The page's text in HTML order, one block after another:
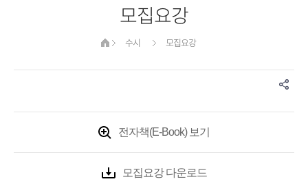
모집요강
수시 모집요강
전자책(E-Book) 보기
모집요강 다운로드